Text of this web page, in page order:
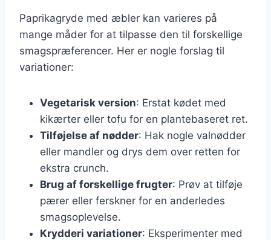
Paprikagryde med æbler kan varieres på
mange måder for at tilpasse den til forskellige
smagspræferencer. Her er nogle forslag til
variationer:
Vegetarisk version: Erstat kødet med
kikærter eller tofu for en plantebaseret ret.
Tilføjelse af nødder: Hak nogle valnødder
eller mandler og drys dem over retten for
ekstra crunch.
Brug af forskellige frugter: Prøv at tilføje
pærer eller ferskner for en anderledes
smagsoplevelse.
Krydderi variationer: Eksperimenter med